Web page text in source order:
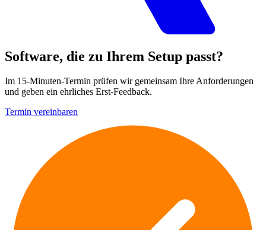
Software, die zu Ihrem Setup passt?
Im 15-Minuten-Termin prüfen wir gemeinsam Ihre Anforderungen
und geben ein ehrliches Erst-Feedback.
Termin vereinbaren